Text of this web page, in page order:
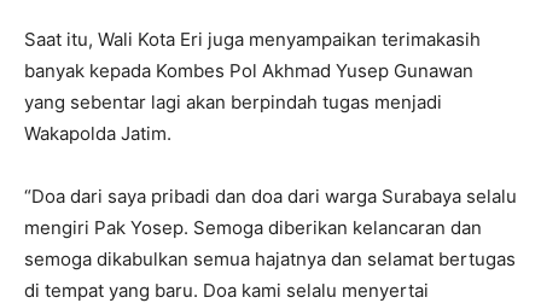
Saat itu, Wali Kota Eri juga menyampaikan terimakasih
banyak kepada Kombes Pol Akhmad Yusep Gunawan
yang sebentar lagi akan berpindah tugas menjadi
Wakapolda Jatim.
“Doa dari saya pribadi dan doa dari warga Surabaya selalu
mengiri Pak Yosep. Semoga diberikan kelancaran dan
semoga dikabulkan semua hajatnya dan selamat bertugas
di tempat yang baru. Doa kami selalu menyertai